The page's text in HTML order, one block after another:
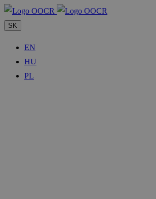
SK
EN
HU
PL